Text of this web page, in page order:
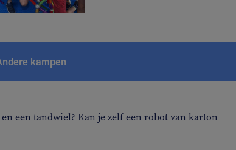
kampen
een tandwiel? Kan je zelf een robot van karton